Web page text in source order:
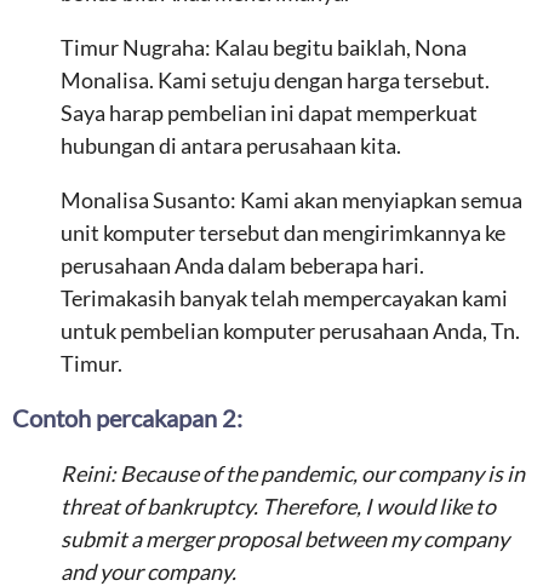
Timur Nugraha: Kalau begitu baiklah, Nona
Monalisa. Kami setuju dengan harga tersebut.
Saya harap pembelian ini dapat memperkuat
hubungan di antara perusahaan kita.
Monalisa Susanto: Kami akan menyiapkan semua
unit komputer tersebut dan mengirimkannya ke
perusahaan Anda dalam beberapa hari.
Terimakasih banyak telah mempercayakan kami
untuk pembelian komputer perusahaan Anda, Tn.
Timur.
Contoh percakapan 2:
Reini: Because of the pandemic, our company is in
threat of bankruptcy. Therefore, I would like to
submit a merger proposal between my company
and your company.